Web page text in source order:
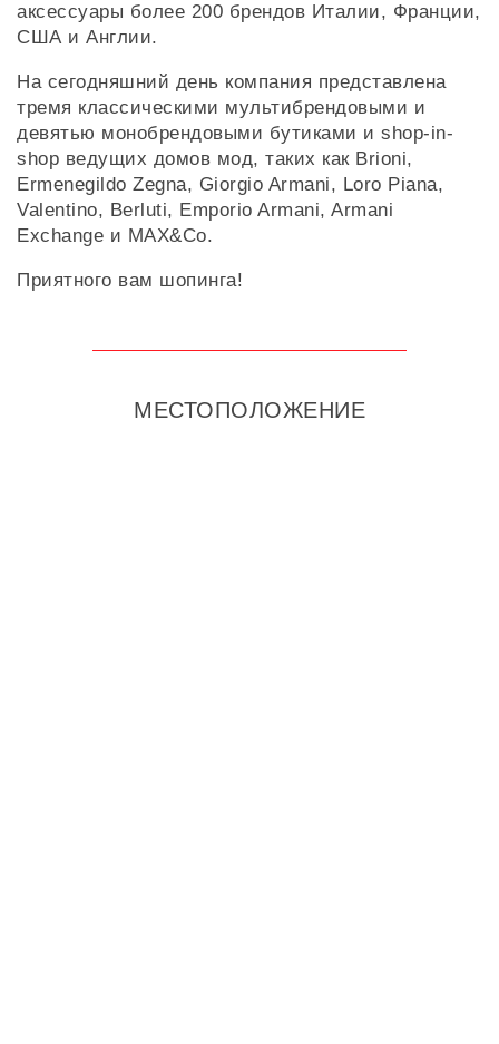
аксессуары более 200 брендов Италии, Франции,
США и Англии.
На сегодняшний день компания представлена
тремя классическими мультибрендовыми и
девятью монобрендовыми бутиками и shop-in-
shop ведущих домов мод, таких как Brioni,
Ermenegildo Zegna, Giorgio Armani, Loro Piana,
Valentino, Berluti, Emporio Armani, Armani
Exchange и MAX&Co.
Приятного вам шопинга!
МЕСТОПОЛОЖЕНИЕ